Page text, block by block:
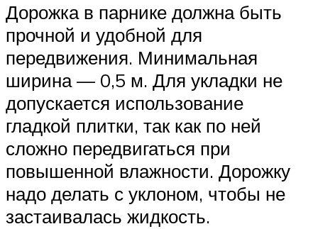
Дорожка в парнике должна быть
прочной и удобной для
передвижения. Минимальная
ширина — 0,5 м. Для укладки не
допускается использование
гладкой плитки, так как по ней
сложно передвигаться при
повышенной влажности. Дорожку
надо делать с уклоном, чтобы не
застаивалась жидкость.